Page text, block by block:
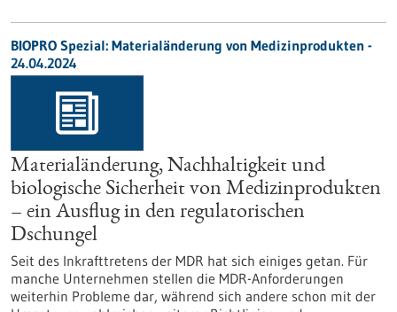
BIOPRO Spezial: Materialänderung von Medizinprodukten -
24.04.2024
Materialänderung, Nachhaltigkeit und
biologische Sicherheit von Medizinprodukten
– ein Ausflug in den regulatorischen
Dschungel
Seit des Inkrafttretens der MDR hat sich einiges getan. Für
manche Unternehmen stellen die MDR-Anforderungen
weiterhin Probleme dar, während sich andere schon mit der